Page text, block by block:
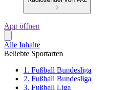
App öffnen
Alle Inhalte
Beliebte Sportarten
1. Fußball Bundesliga
2. Fußball Bundesliga
3. Fußball Liga